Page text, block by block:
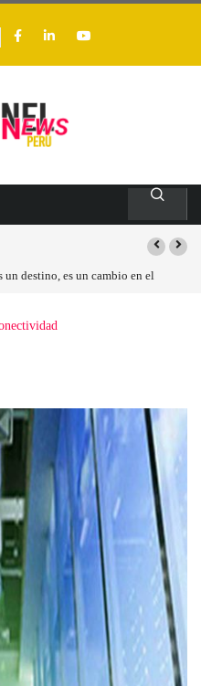
es un cambio en el